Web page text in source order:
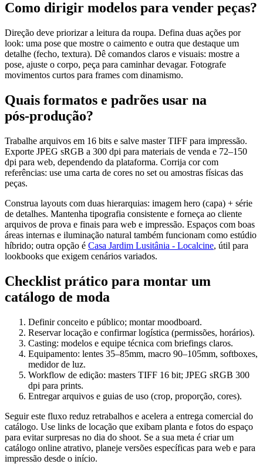
Como dirigir modelos para vender peças?
Direção deve priorizar a leitura da roupa. Defina duas ações por
look: uma pose que mostre o caimento e outra que destaque um
detalhe (fecho, textura). Dê comandos claros e visuais: mostre a
pose, ajuste o corpo, peça para caminhar devagar. Fotografe
movimentos curtos para frames com dinamismo.
Quais formatos e padrões usar na
pós‑produção?
Trabalhe arquivos em 16 bits e salve master TIFF para impressão.
Exporte JPEG sRGB a 300 dpi para materiais de venda e 72–150
dpi para web, dependendo da plataforma. Corrija cor com
referências: use uma carta de cores no set ou amostras físicas das
peças.
Construa layouts com duas hierarquias: imagem hero (capa) + série
de detalhes. Mantenha tipografia consistente e forneça ao cliente
arquivos de prova e finais para web e impressão. Espaços com boas
áreas internas e iluminação natural também funcionam como estúdio
híbrido; outra opção é Casa Jardim Lusitânia - Localcine, útil para
lookbooks que exigem cenários variados.
Checklist prático para montar um
catálogo de moda
Definir conceito e público; montar moodboard.
Reservar locação e confirmar logística (permissões, horários).
Casting: modelos e equipe técnica com briefings claros.
Equipamento: lentes 35–85mm, macro 90–105mm, softboxes,
medidor de luz.
Workflow de edição: masters TIFF 16 bit; JPEG sRGB 300
dpi para prints.
Entregar arquivos e guias de uso (crop, proporção, cores).
Seguir este fluxo reduz retrabalhos e acelera a entrega comercial do
catálogo. Use links de locação que exibam planta e fotos do espaço
para evitar surpresas no dia do shoot. Se a sua meta é criar um
catálogo online atrativo, planeje versões específicas para web e para
impressão desde o início.